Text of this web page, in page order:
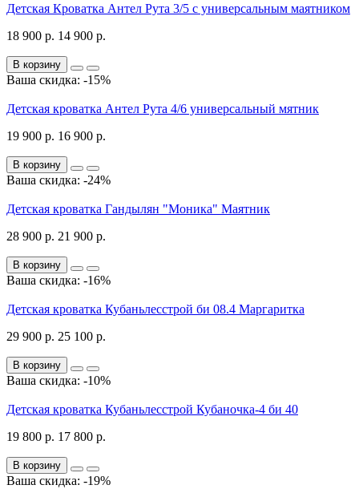
Детская Кроватка Антел Рута 3/5 с универсальным маятником
18 900 р. 14 900 р.
В корзину
Ваша скидка: -15%
Детская кроватка Антел Рута 4/6 универсальный мятник
19 900 р. 16 900 р.
В корзину
Ваша скидка: -24%
Детская кроватка Гандылян "Моника" Маятник
28 900 р. 21 900 р.
В корзину
Ваша скидка: -16%
Детская кроватка Кубаньлесстрой би 08.4 Маргаритка
29 900 р. 25 100 р.
В корзину
Ваша скидка: -10%
Детская кроватка Кубаньлесстрой Кубаночка-4 би 40
19 800 р. 17 800 р.
В корзину
Ваша скидка: -19%